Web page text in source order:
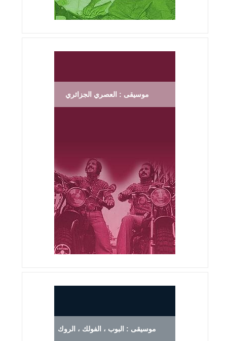
موسيقى : العصري الجزائري
موسيقى : البوب ، الفولك ، الروك